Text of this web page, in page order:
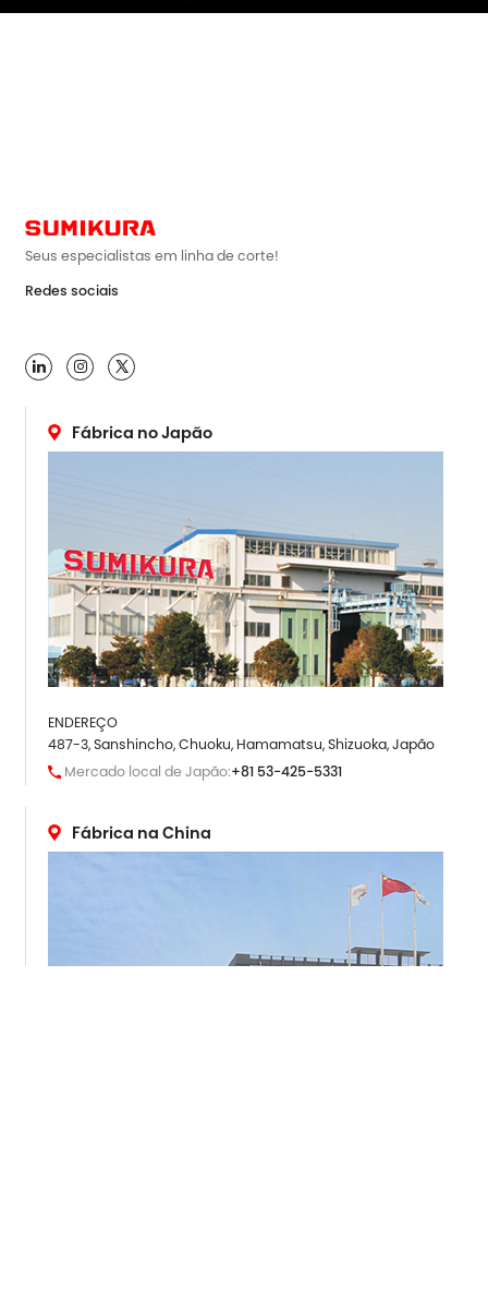
Seus especialistas em linha de corte!
Redes sociais

Fábrica no Japão
ENDEREÇO
487-3, Sanshincho, Chuoku, Hamamatsu, Shizuoka, Japão
Mercado local de Japão:+81 53-425-5331
Fábrica na China